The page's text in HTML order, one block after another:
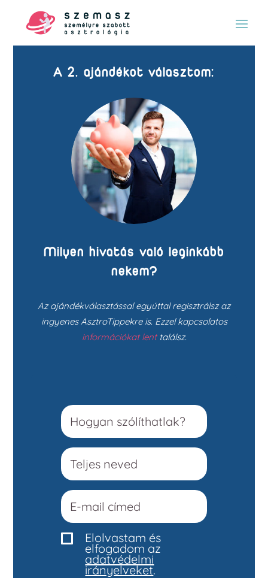
A 2. ajándékot választom:
Milyen hivatás való leginkább
nekem?
Az ajándékválasztással egyúttal regisztrálsz az
ingyenes AsztroTippekre is. Ezzel kapcsolatos
információkat lenttalálsz.
Elolvastam és
elfogadom az
adatvédelmi
irányelveket.